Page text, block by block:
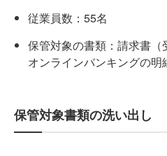
従業員数：55名
保管対象の書類：請求書（
オンラインバンキングの明
保管対象書類の洗い出し